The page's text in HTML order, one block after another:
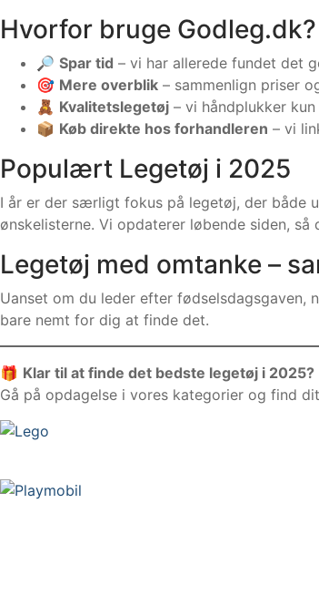
Hvorfor bruge Godleg.dk?
🔎 Spar tid – vi har allerede fundet det
🎯 Mere overblik – sammenlign priser
🧸 Kvalitetslegetøj – vi håndplukker
📦 Køb direkte hos forhandleren – vi
Populært Legetøj i 2025
I år er der særligt fokus på legetøj, der både
ønskelisterne. Vi opdaterer løbende siden,
Legetøj med omtanke –
Uanset om du leder efter fødselsdagsgaven,
bare nemt for dig at finde det.
🎁 Klar til at finde det bedste legetøj i 2025?
Gå på opdagelse i vores kategorier og find